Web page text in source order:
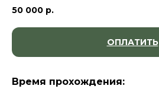
50 000 р.
ОПЛАТИТЬ
Время прохождения: